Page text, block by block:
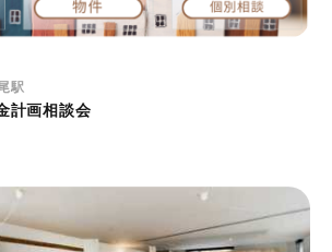
駅
計画相談会